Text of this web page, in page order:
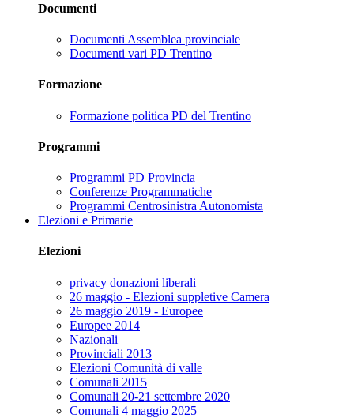
Documenti
Documenti Assemblea provinciale
Documenti vari PD Trentino
Formazione
Formazione politica PD del Trentino
Programmi
Programmi PD Provincia
Conferenze Programmatiche
Programmi Centrosinistra Autonomista
Elezioni e Primarie
Elezioni
privacy donazioni liberali
26 maggio - Elezioni suppletive Camera
26 maggio 2019 - Europee
Europee 2014
Nazionali
Provinciali 2013
Elezioni Comunità di valle
Comunali 2015
Comunali 20-21 settembre 2020
Comunali 4 maggio 2025